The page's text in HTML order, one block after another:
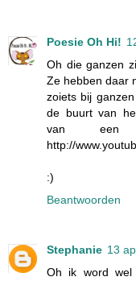
Poesie Oh Hi!
Oh die ganzen
Ze hebben daar
zoiets bij
de buurt van
van een
http://
:)
Beantwoorden
Stephanie 13
Oh ik word wel